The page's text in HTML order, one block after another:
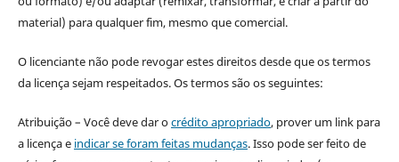
material) para qualquer fim, mesmo que comercial.
O licenciante não pode revogar estes direitos desde que os termos
da licença sejam respeitados. Os termos são os seguintes:
Atribuição – Você deve dar ocrédito apropriado, prover um link para
a licença e indicar se foram feitas mudanças. Isso pode ser feito de